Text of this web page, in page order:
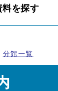
料を探す
分館一覧